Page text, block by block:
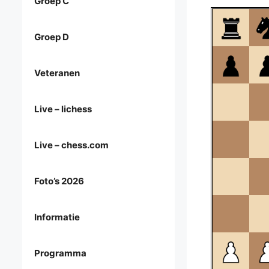
Groep D
Veteranen
Live – lichess
Live – chess.com
Foto’s 2026
Informatie
Programma